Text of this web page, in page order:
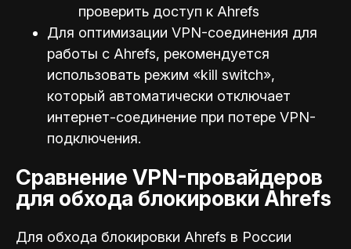
проверить доступ к Ahrefs
Для оптимизации VPN-соединения для
работы с Ahrefs, рекомендуется
использовать режим «kill switch»,
который автоматически отключает
интернет-соединение при потере VPN-
подключения.
Сравнение VPN-провайдеров
для обхода блокировки Ahrefs
Для обхода блокировки Ahrefs в России